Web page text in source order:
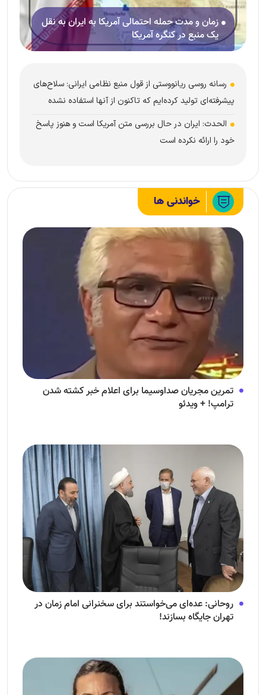
زمان و مدت حمله احتمالی آمریکا به ایران به نقل
یک منبع در کنگره آمریکا
رسانه روسی ریانووستی از قول منبع نظامی ایرانی: سلاح‌های
پیشرفته‌ای تولید کرده‌ایم که تاکنون از آنها استفاده نشده
الحدث: ایران در حال بررسی متن آمریکا است و هنوز پاسخ
خود را ارائه نکرده است
خواندنی ها
تمرین مجریان صداوسیما برای اعلام خبر کشته شدن
ترامپ! + ویدئو
روحانی: عده‌ای می‌خواستند برای سخنرانی امام زمان در
تهران جایگاه بسازند!